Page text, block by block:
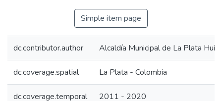
Simple item page
dc.contributor.author Alcaldía Municipal de La Plata Huila
dc.coverage.spatial La Plata - Colombia
dc.coverage.temporal 2011 - 2020